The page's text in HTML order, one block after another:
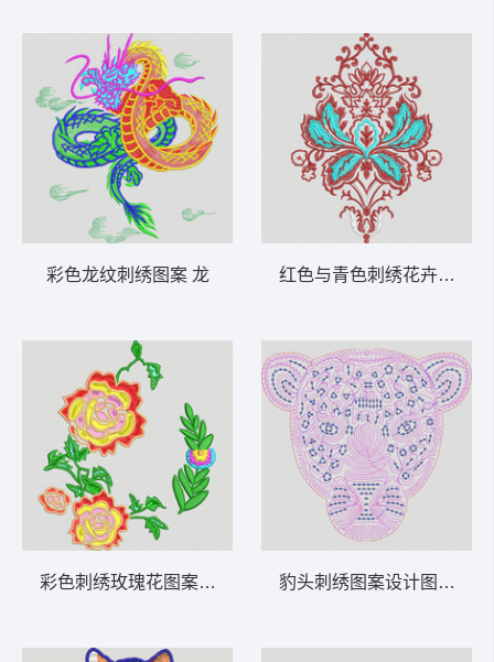
彩色龙纹刺绣图案 龙
彩色刺绣玫瑰花图案 靓花
红色与青色刺绣花卉图案
豹头刺绣图案设计图 豹 绳